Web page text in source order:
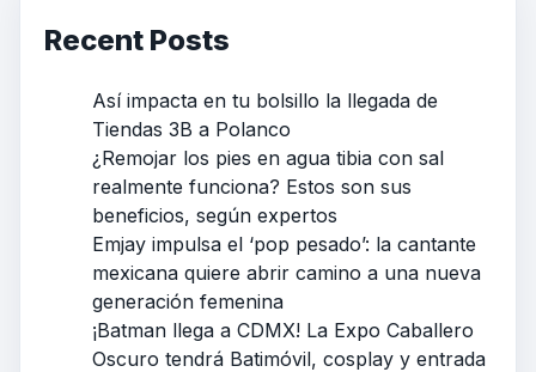
Recent Posts
Así impacta en tu bolsillo la llegada de
Tiendas 3B a Polanco
¿Remojar los pies en agua tibia con sal
realmente funciona? Estos son sus
beneficios, según expertos
Emjay impulsa el ‘pop pesado’: la cantante
mexicana quiere abrir camino a una nueva
generación femenina
¡Batman llega a CDMX! La Expo Caballero
Oscuro tendrá Batimóvil, cosplay y entrada